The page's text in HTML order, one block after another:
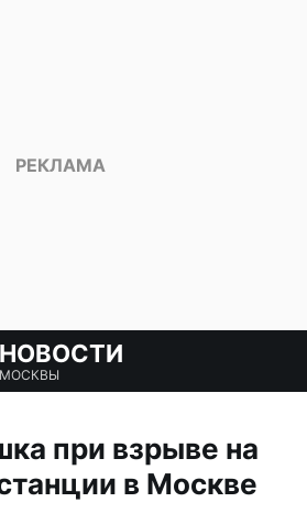
НОВОСТИ
МОСКВЫ
при взрыве на
в Москве